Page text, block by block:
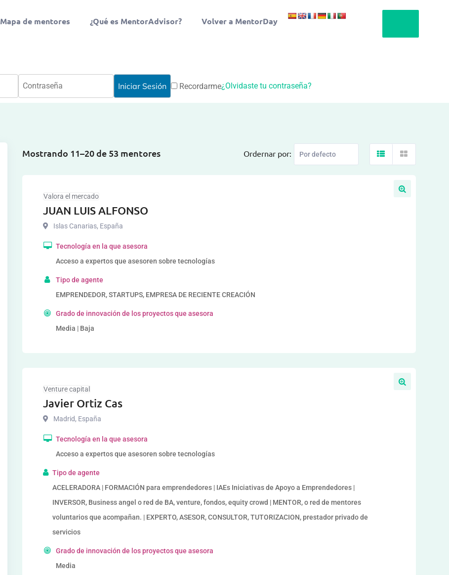
Mapa de mentores ¿Qué es MentorAdvisor? Volver a MentorDay
Recordarme¿Olvidaste tu contraseña?
Mostrando 11–20 de 53 mentores Ordernar por:
Valora el mercado
JUAN LUIS ALFONSO
Islas Canarias, España
Tecnología en la que asesora
Acceso a expertos que asesoren sobre tecnologías
Tipo de agente
EMPRENDEDOR, STARTUPS, EMPRESA DE RECIENTE CREACIÓN
Grado de innovación de los proyectos que asesora
Media | Baja
Venture capital
Javier Ortiz Cas
Madrid, España
Tecnología en la que asesora
Acceso a expertos que asesoren sobre tecnologías
Tipo de agente
ACELERADORA | FORMACIÓN para emprendedores | IAEs Iniciativas de Apoyo a Emprendedores |
INVERSOR, Business angel o red de BA, venture, fondos, equity crowd | MENTOR, o red de mentores
voluntarios que acompañan. | EXPERTO, ASESOR, CONSULTOR, TUTORIZACION, prestador privado de
servicios
Grado de innovación de los proyectos que asesora
Media